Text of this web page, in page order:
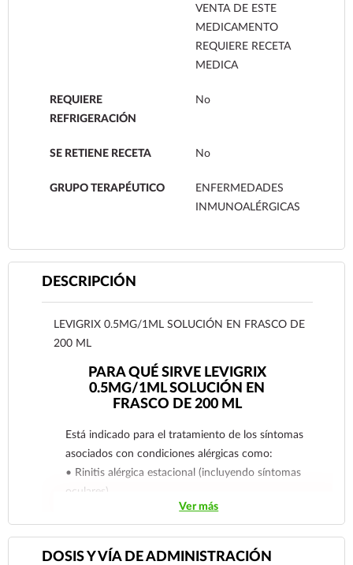
VENTA DE ESTE
MEDICAMENTO
REQUIERE RECETA
MEDICA
REQUIERE
REFRIGERACIÓN
No
SE RETIENE RECETA No
GRUPO TERAPÉUTICO
ENFERMEDADES
INMUNOALÉRGICAS
DESCRIPCIÓN
LEVIGRIX 0.5MG/1ML SOLUCIÓN EN FRASCO DE
200 ML
PARA QUÉ SIRVE LEVIGRIX
0.5MG/1ML SOLUCIÓN EN
FRASCO DE 200 ML
Está indicado para el tratamiento de los síntomas
asociados con condiciones alérgicas como:
• Rinitis alérgica estacional (incluyendo síntomas
oculares).
• Rinitis alérgica perenne.Ver más
DOSIS Y VÍA DE ADMINISTRACIÓN